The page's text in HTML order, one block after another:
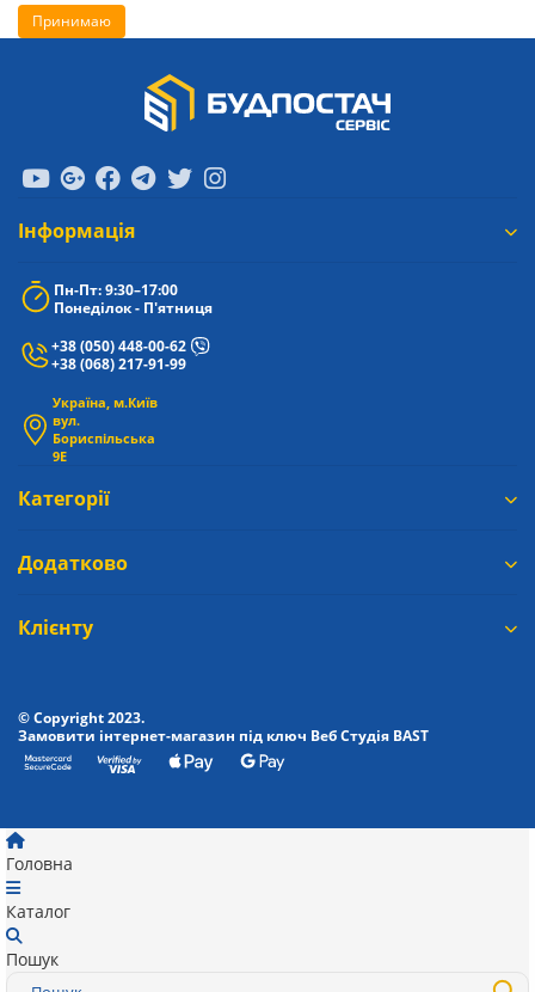
Принимаю
Iнформація
Пн-Пт: 9:30–17:00
Понеділок - П'ятниця
+38 (050) 448-00-62
+38 (068) 217-91-99
Україна, м.Київ
вул.
Бориспільська
9Е
Категорії
Додатково
Клієнту
© Copyright 2023.
Замовити інтернет-магазин під ключ Веб Студія BAST
Головна
Каталог
Пошук